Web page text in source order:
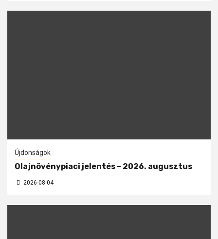
Újdonságok
Olajnövénypiaci jelentés – 2026. augusztus
2026-08-04